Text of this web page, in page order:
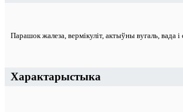
Парашок жалеза, вермікуліт, актыўны вугаль, вада і
Характарыстыка